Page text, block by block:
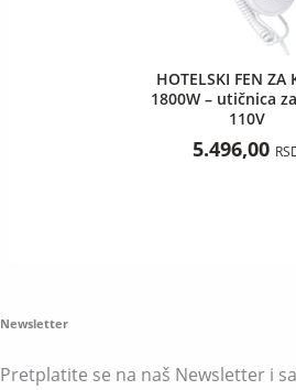
HOTELSKI FEN ZA
1800W – utičnica
110V
5.496,00
Newsletter
Pretplatite se na naš Newsletter i